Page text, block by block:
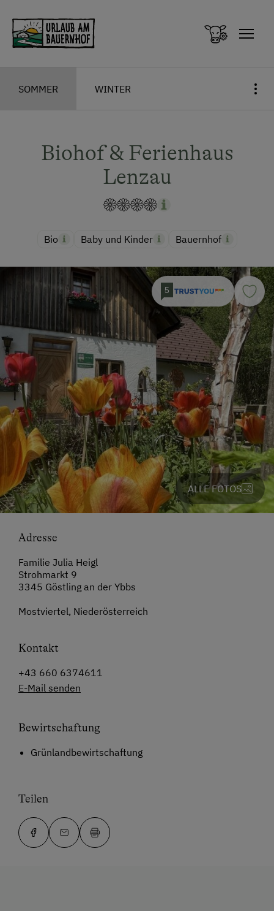
SOMMER WINTER
Biohof & Ferienhaus
Lenzau
Bio Baby und Kinder Bauernhof
5
ALLE FOTOS
Adresse
Familie Julia Heigl
Strohmarkt 9
3345 Göstling an der Ybbs
Mostviertel, Niederösterreich
Kontakt
+43 660 6374611
E-Mail senden
Bewirtschaftung
Grünlandbewirtschaftung
Teilen